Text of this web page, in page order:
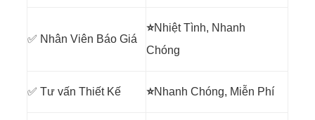
✅ Nhân Viên Báo Giá
⭐Nhiệt Tình, Nhanh
Chóng
✅ Tư vấn Thiết Kế ⭐Nhanh Chóng, Miễn Phí